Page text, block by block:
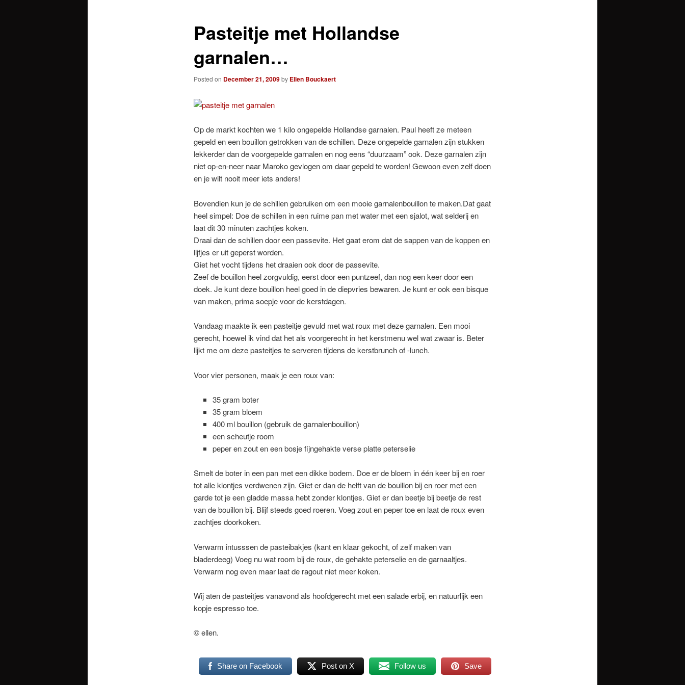
Pasteitje met Hollandse
garnalen…
Posted on December 21, 2009by Ellen Bouckaert
Op de markt kochten we 1 kilo ongepelde Hollandse garnalen. Paul heeft ze meteen
gepeld en een bouillon getrokken van de schillen. Deze ongepelde garnalen zijn stukken
lekkerder dan de voorgepelde garnalen en nog eens “duurzaam” ook. Deze garnalen zijn
niet op-en-neer naar Maroko gevlogen om daar gepeld te worden! Gewoon even zelf doen
en je wilt nooit meer iets anders!
Bovendien kun je de schillen gebruiken om een mooie garnalenbouillon te maken.Dat gaat
heel simpel: Doe de schillen in een ruime pan met water met een sjalot, wat selderij en
laat dit 30 minuten zachtjes koken.
Draai dan de schillen door een passevite. Het gaat erom dat de sappen van de koppen en
lijfjes er uit geperst worden.
Giet het vocht tijdens het draaien ook door de passevite.
Zeef de bouillon heel zorgvuldig, eerst door een puntzeef, dan nog een keer door een
doek. Je kunt deze bouillon heel goed in de diepvries bewaren. Je kunt er ook een bisque
van maken, prima soepje voor de kerstdagen.
Vandaag maakte ik een pasteitje gevuld met wat roux met deze garnalen. Een mooi
gerecht, hoewel ik vind dat het als voorgerecht in het kerstmenu wel wat zwaar is. Beter
lijkt me om deze pasteitjes te serveren tijdens de kerstbrunch of -lunch.
Voor vier personen, maak je een roux van:
35 gram boter
35 gram bloem
400 ml bouillon (gebruik de garnalenbouillon)
een scheutje room
peper en zout en een bosje fijngehakte verse platte peterselie
Smelt de boter in een pan met een dikke bodem. Doe er de bloem in één keer bij en roer
tot alle klontjes verdwenen zijn. Giet er dan de helft van de bouillon bij en roer met een
garde tot je een gladde massa hebt zonder klontjes. Giet er dan beetje bij beetje de rest
van de bouillon bij. Blijf steeds goed roeren. Voeg zout en peper toe en laat de roux even
zachtjes doorkoken.
Verwarm intusssen de pasteibakjes (kant en klaar gekocht, of zelf maken van
bladerdeeg) Voeg nu wat room bij de roux, de gehakte peterselie en de garnaaltjes.
Verwarm nog even maar laat de ragout niet meer koken.
Wij aten de pasteitjes vanavond als hoofdgerecht met een salade erbij, en natuurlijk een
kopje espresso toe.
© ellen.
Share on Facebook Post on X Follow us Save